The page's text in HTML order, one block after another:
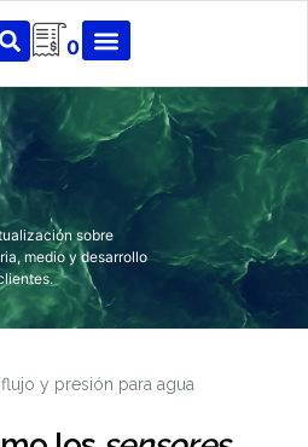
0
sobre
medio y desarrollo